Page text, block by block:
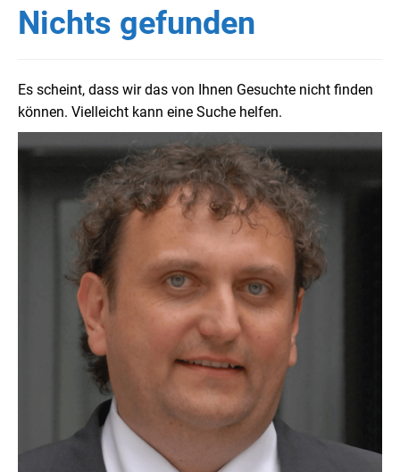
Nichts gefunden
Es scheint, dass wir das von Ihnen Gesuchte nicht finden
können. Vielleicht kann eine Suche helfen.